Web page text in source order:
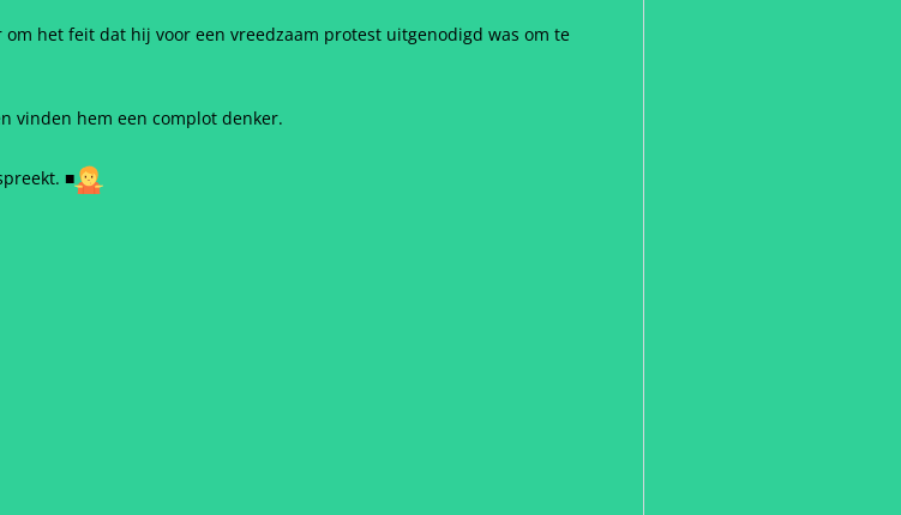
het feit dat hij voor een vreedzaam protest uitgenodigd was om te
vinden hem een complot denker.
■